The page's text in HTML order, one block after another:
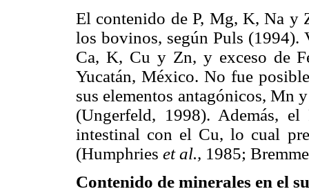
El contenido de P, Mg, K, Na y
los bovinos, según Puls (1994).
Ca, K, Cu y Zn, y exceso de
Yucatán, México. No fue
sus elementos antagónicos, Mn
(Ungerfeld, 1998). Además,
intestinal con el Cu, lo cual
(Humphries et al., 1985;
Contenido de minerales en el